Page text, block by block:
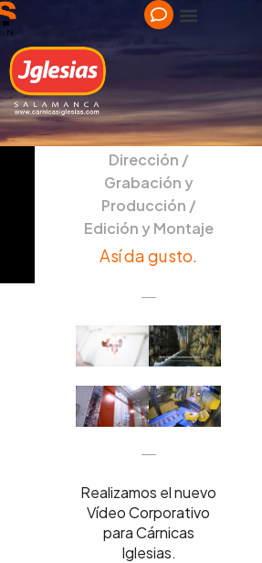
Dirección /
Grabación y
Producción /
Edición y Montaje
Así da gusto.
Realizamos el nuevo
Vídeo Corporativo
para Cárnicas
Iglesias.